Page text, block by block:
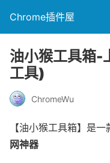
Chrome插件屋
油小猴工具箱-
工具)
ChromeWu
【油小猴工具箱】是
网神器